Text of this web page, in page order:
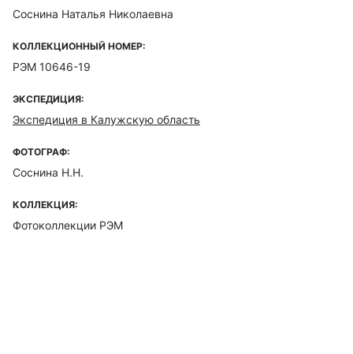
Соснина Наталья Николаевна
КОЛЛЕКЦИОННЫЙ НОМЕР:
РЭМ 10646-19
ЭКСПЕДИЦИЯ:
Экспедиция в Калужскую область
ФОТОГРАФ:
Соснина Н.Н.
КОЛЛЕКЦИЯ:
Фотоколлекции РЭМ